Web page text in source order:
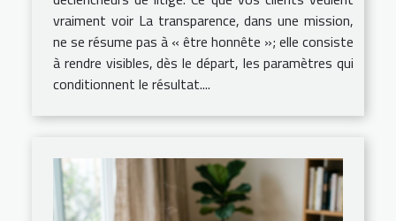
vraiment voir La transparence, dans une mission,
ne se résume pas à « être honnête »; elle consiste
à rendre visibles, dès le départ, les paramètres qui
conditionnent le résultat....